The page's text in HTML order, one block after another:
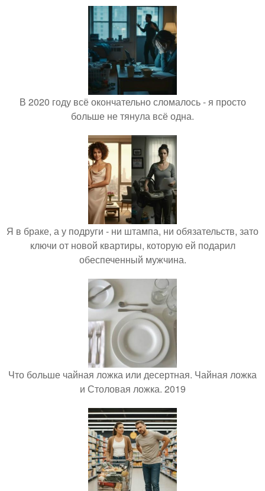
В 2020 году всё окончательно сломалось - я просто
больше не тянула всё одна.
Я в браке, а у подруги - ни штампа, ни обязательств, зато
ключи от новой квартиры, которую ей подарил
обеспеченный мужчина.
Что больше чайная ложка или десертная. Чайная ложка
и Столовая ложка. 2019